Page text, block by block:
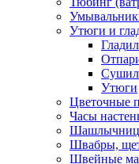
Утюги и
Утюги
Цветочные
Часы
Швабры,
Швейные